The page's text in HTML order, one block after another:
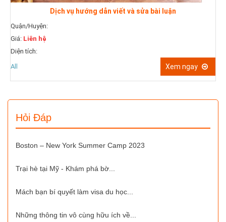
Xem ngay
Quận/Huyện:
Liên hệ
Hỏi Đáp
Boston – New York Summer Camp 2023
Trại hè tại Mỹ - Khám phá bờ...
Mách bạn bí quyết làm visa du học...
Những thông tin vô cùng hữu ích về...